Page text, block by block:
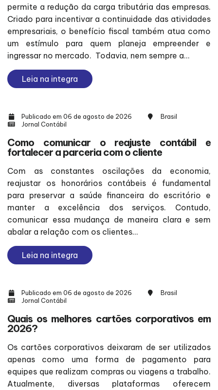
permite a redução da carga tributária das empresas.
Criado para incentivar a continuidade das atividades
empresariais, o benefício fiscal também atua como
um estímulo para quem planeja empreender e
ingressar no mercado. Todavia, nem sempre a...
Leia na integra
Publicado em 06 de agosto de 2026
Brasil
Jornal Contábil
Como comunicar o reajuste contábil e
fortalecer a parceria com o cliente
Com as constantes oscilações da economia,
reajustar os honorários contábeis é fundamental
para preservar a saúde financeira do escritório e
manter a excelência dos serviços. Contudo,
comunicar essa mudança de maneira clara e sem
abalar a relação com os clientes...
Leia na integra
Publicado em 06 de agosto de 2026
Brasil
Jornal Contábil
Quais os melhores cartões corporativos em
2026?
Os cartões corporativos deixaram de ser utilizados
apenas como uma forma de pagamento para
equipes que realizam compras ou viagens a trabalho.
Atualmente, diversas plataformas oferecem